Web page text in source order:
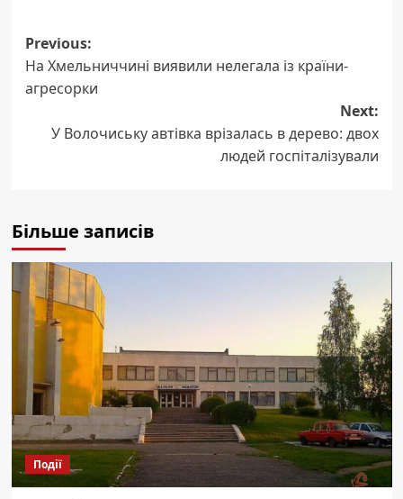
Post
navigation
Previous:
На Хмельниччині виявили нелегала із країни-
агресорки
Next:
У Волочиську автівка врізалась в дерево: двох
людей госпіталізували
Більше записів
Події